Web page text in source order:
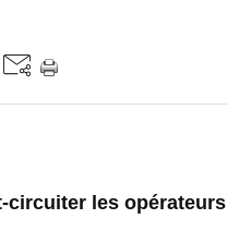
circuiter les opérateurs